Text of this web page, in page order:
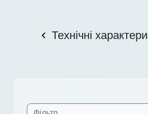
Технічні